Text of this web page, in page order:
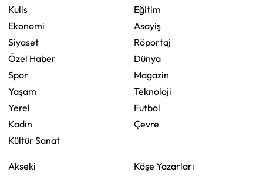
Kulis
Ekonomi
Siyaset
Özel Haber
Spor
Yaşam
Yerel
Kadın
Kültür Sanat
Eğitim
Asayiş
Röportaj
Dünya
Magazin
Teknoloji
Futbol
Çevre
Akseki
Köşe Yazarları